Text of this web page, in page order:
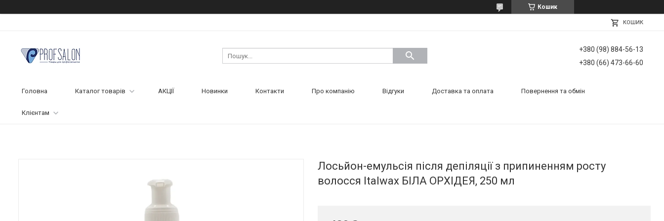
Кошик
КОШИК
+380 (98) 884-56-13
+380 (66) 473-66-60
Головна Каталог товарів АКЦІЇ Новинки Контакти Про компанію Відгуки Доставка та оплата Повернення та обмін
Клієнтам
Лосьйон-емульсія після депіляції з припиненням росту
волосся Italwax БІЛА ОРХІДЕЯ, 250 мл